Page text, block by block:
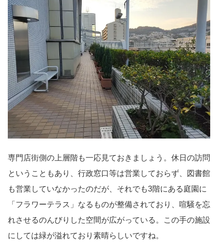
専門店街側の上層階も一応見ておきましょう。休日の訪問
ということもあり、行政窓口等は営業しておらず、図書館
も営業していなかったのだが、それでも3階にある庭園に
「フラワーテラス」なるものが整備されており、喧騒を忘
れさせるのんびりした空間が広がっている。この手の施設
にしては緑が溢れており素晴らしいですね。